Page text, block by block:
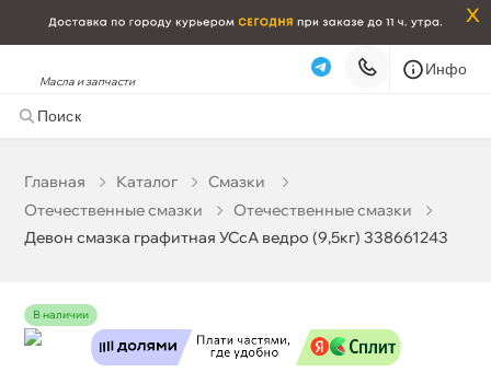
x
Масла и запчасти
Инфо
Главная Катало
Смазки
Отечественные смазки
Отечественные смазки
Девон смазка графитная УСсА ведро (9,5кг) 338661243
наличии
Девон смазка графитная УСсА ведро (9,5кг)
Бесплатная Сегодня, 07.08 (при заказе от 2000₽)
Самовывоз
Карта Список